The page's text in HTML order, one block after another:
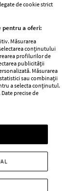
25.09.2025.
SRL
de cookie strict
pentru a oferi:
Măsurarea
conținutului
profilurilor de
publicității
Măsurarea
sau combinații
a selecta conținutul.
precise de